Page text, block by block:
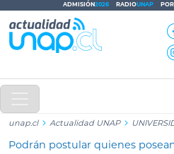
ADMISIÓN2026 RADIOUNAP
unap.cl Actualidad UNAP
Podrán postular quienes